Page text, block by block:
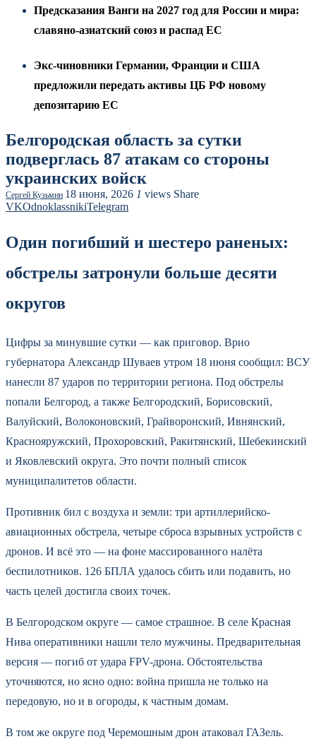
Предсказания Ванги на 2027 год для России и мира:
славяно-азиатский союз и распад ЕС
Экс-чиновники Германии, Франции и США
предложили передать активы ЦБ РФ новому
депозитарию ЕС
Белгородская область за сутки
подверглась 87 атакам со стороны
украинских войск
Сергей Кузьмин 18 июня, 2026 1 views Share
VKOdnoklassnikiTelegram
Один погибший и шестеро раненых:
обстрелы затронули больше десяти
округов
Цифры за минувшие сутки — как приговор. Врио
губернатора Александр Шуваев утром 18 июня сообщил: ВСУ
нанесли 87 ударов по территории региона. Под обстрелы
попали Белгород, а также Белгородский, Борисовский,
Валуйский, Волоконовский, Грайворонский, Ивнянский,
Краснояружский, Прохоровский, Ракитянский, Шебекинский
и Яковлевский округа. Это почти полный список
муниципалитетов области.
Противник бил с воздуха и земли: три артиллерийско-
авиационных обстрела, четыре сброса взрывных устройств с
дронов. И всё это — на фоне массированного налёта
беспилотников. 126 БПЛА удалось сбить или подавить, но
часть целей достигла своих точек.
В Белгородском округе — самое страшное. В селе Красная
Нива оперативники нашли тело мужчины. Предварительная
версия — погиб от удара FPV-дрона. Обстоятельства
уточняются, но ясно одно: война пришла не только на
передовую, но и в огороды, к частным домам.
В том же округе под Черемошным дрон атаковал ГАЗель.